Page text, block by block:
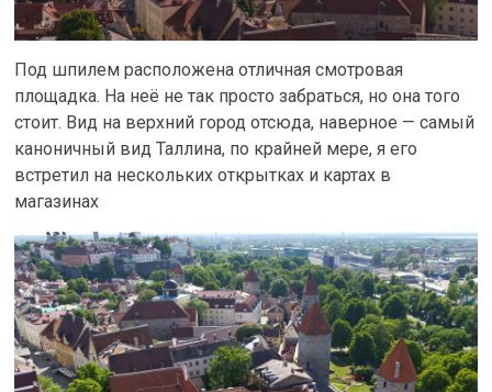
Под шпилем расположена отличная смотровая
площадка. На неё не так просто забраться, но она того
стоит. Вид на верхний город отсюда, наверное — самый
каноничный вид Таллина, по крайней мере, я его
встретил на нескольких открытках и картах в
магазинах